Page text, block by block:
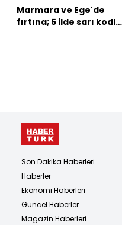
Marmara ve Ege'de
fırtına; 5 ilde sarı kodlu
Son Dakika Haberleri
Haberler
Ekonomi Haberleri
Güncel Haberler
Magazin Haberleri